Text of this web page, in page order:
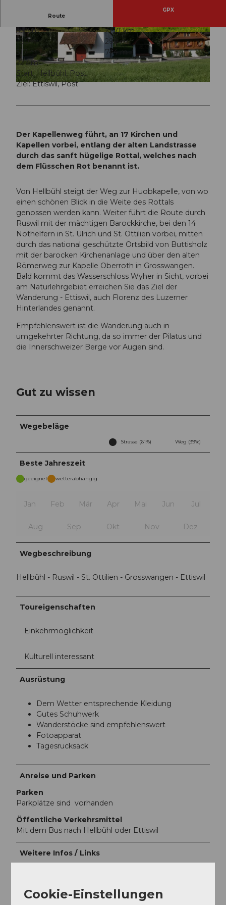
© Priska Ziswiler, Willisau Tourismus
© Willisau Tourismus, Willisau Tourismus © Priska Ziswiler, Willisau Tourismus
Route
GPX
5:39 h
21,71 km
180 m
299 m
517 m
744 m
227 m
Start: Hellbühl, Post
Ziel: Ettiswil, Post
Der Kapellenweg führt, an 17 Kirchen und
Kapellen vorbei, entlang der alten Landstrasse
durch das sanft hügelige Rottal, welches nach
dem Flüsschen Rot benannt ist.
Von Hellbühl steigt der Weg zur Huobkapelle, von wo
einen schönen Blick in die Weite des Rottals
genossen werden kann. Weiter führt die Route durch
Ruswil mit der mächtigen Barockkirche, bei den 14
Nothelfern in St. Ulrich und St. Ottilien vorbei, mitten
durch das national geschützte Ortsbild von Buttisholz
mit der barocken Kirchenanlage und über den alten
Römerweg zur Kapelle Oberroth in Grosswangen.
Bald kommt das Wasserschloss Wyher in Sicht, vorbei
am Naturlehrgebiet erreichen Sie das Ziel der
Wanderung - Ettiswil, auch Florenz des Luzerner
Hinterlandes genannt.
Empfehlenswert ist die Wanderung auch in
umgekehrter Richtung, da so immer der Pilatus und
die Innerschweizer Berge vor Augen sind.
Gut zu wissen
Wegebeläge
Strasse (61%) Weg (39%)
Beste Jahreszeit
geeignet wetterabhängig
Jan Feb Mär Apr Mai Jun Jul
Aug Sep Okt Nov Dez
Wegbeschreibung
Hellbühl - Ruswil - St. Ottilien - Grosswangen - Ettiswil
Toureigenschaften
Einkehrmöglichkeit
Kulturell interessant
Ausrüstung
Dem Wetter entsprechende Kleidung
Gutes Schuhwerk
Wanderstöcke sind empfehlenswert
Fotoapparat
Tagesrucksack
Anreise und Parken
Parken
Parkplätze sind vorhanden
Öffentliche Verkehrsmittel
Mit dem Bus nach Hellbühl oder Ettiswil
Weitere Infos / Links
Cookie-Einstellungen